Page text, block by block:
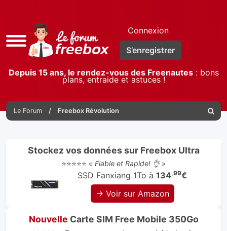
Accès
rapide
Connexion
S’enregistrer
Depuis 15 ans, le rendez-vous des Freenautes: bons
plans, entraide et astuces !
Le Forum Freebox Révolution
Stockez vos données sur Freebox Ultra
⭐⭐⭐⭐⭐ « Fiable et Rapide! 👌»
SSD Fanxiang 1To à 134,99€
→ Voir sur Amazon
Nouvelle Carte SIM Free Mobile 350Go